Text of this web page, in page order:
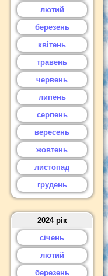
лютий
березень
квітень
травень
червень
липень
серпень
вересень
жовтень
листопад
грудень
2024 рік
січень
лютий
березень